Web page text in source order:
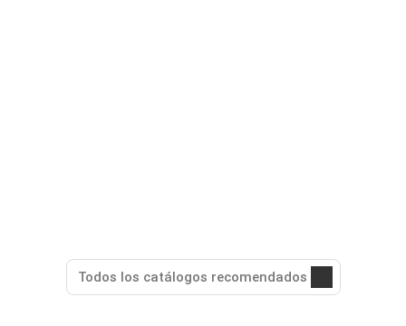
Todos los catálogos recomendados